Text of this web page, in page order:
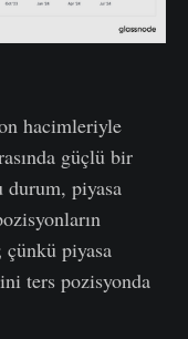
hacimleriyle
güçlü bir
piyasa
çünkü piyasa
ters pozisyonda